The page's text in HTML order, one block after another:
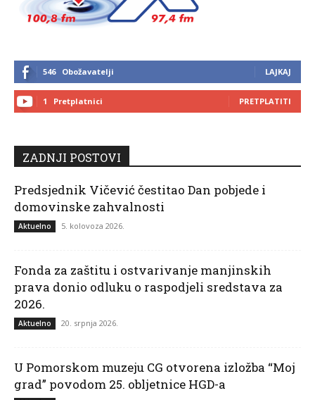
546 Obožavatelji LAJKAJ
1 Pretplatnici PRETPLATITI
ZADNJI POSTOVI
Predsjednik Vičević čestitao Dan pobjede i
domovinske zahvalnosti
Aktuelno 5. kolovoza 2026.
Fonda za zaštitu i ostvarivanje manjinskih
prava donio odluku o raspodjeli sredstava za
2026.
Aktuelno 20. srpnja 2026.
U Pomorskom muzeju CG otvorena izložba “Moj
grad” povodom 25. obljetnice HGD-a